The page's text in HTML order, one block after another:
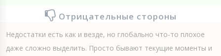
Отрицательные стороны
Недостатки есть как и везде, но глобально что-то плохое
даже сложно выделить. Просто бывают текущие моменты и